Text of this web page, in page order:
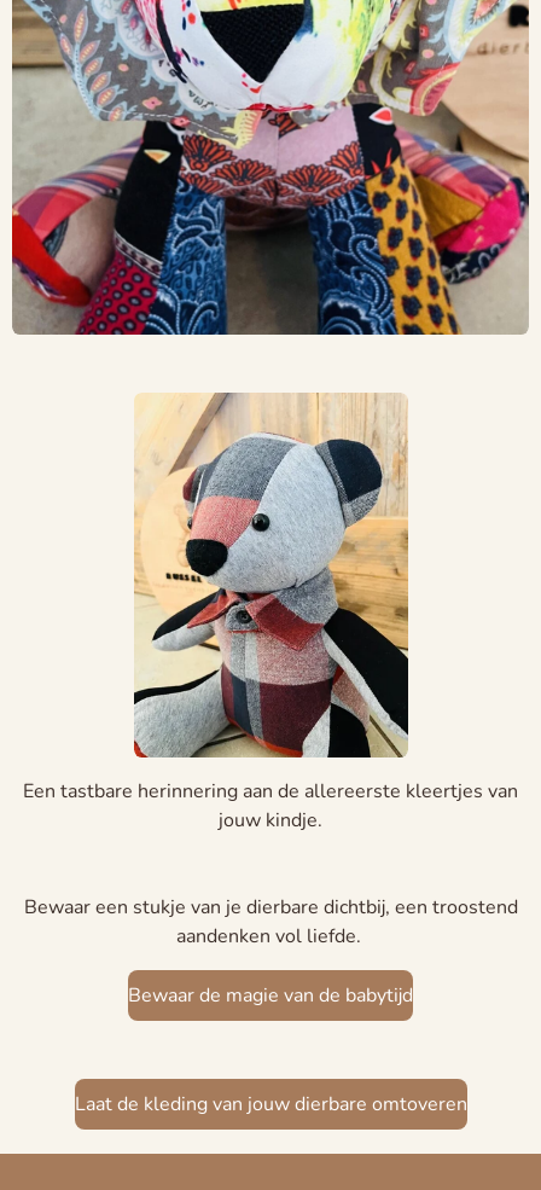
Een tastbare herinnering aan de allereerste kleertjes van
jouw kindje.
Bewaar een stukje van je dierbare dichtbij, een troostend
aandenken vol liefde.
Bewaar de magie van de babytijd
Laat de kleding van jouw dierbare omtoveren